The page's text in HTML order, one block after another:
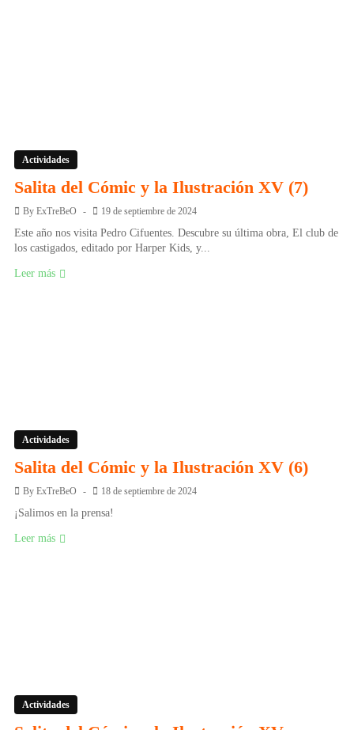
Actividades
Salita del Cómic y la Ilustración XV (7)
By ExTreBeO 19 de septiembre de 2024
Este año nos visita Pedro Cifuentes. Descubre su última obra, El club de
los castigados, editado por Harper Kids, y...
Leer más
Actividades
Salita del Cómic y la Ilustración XV (6)
By ExTreBeO 18 de septiembre de 2024
¡Salimos en la prensa!
Leer más
Actividades